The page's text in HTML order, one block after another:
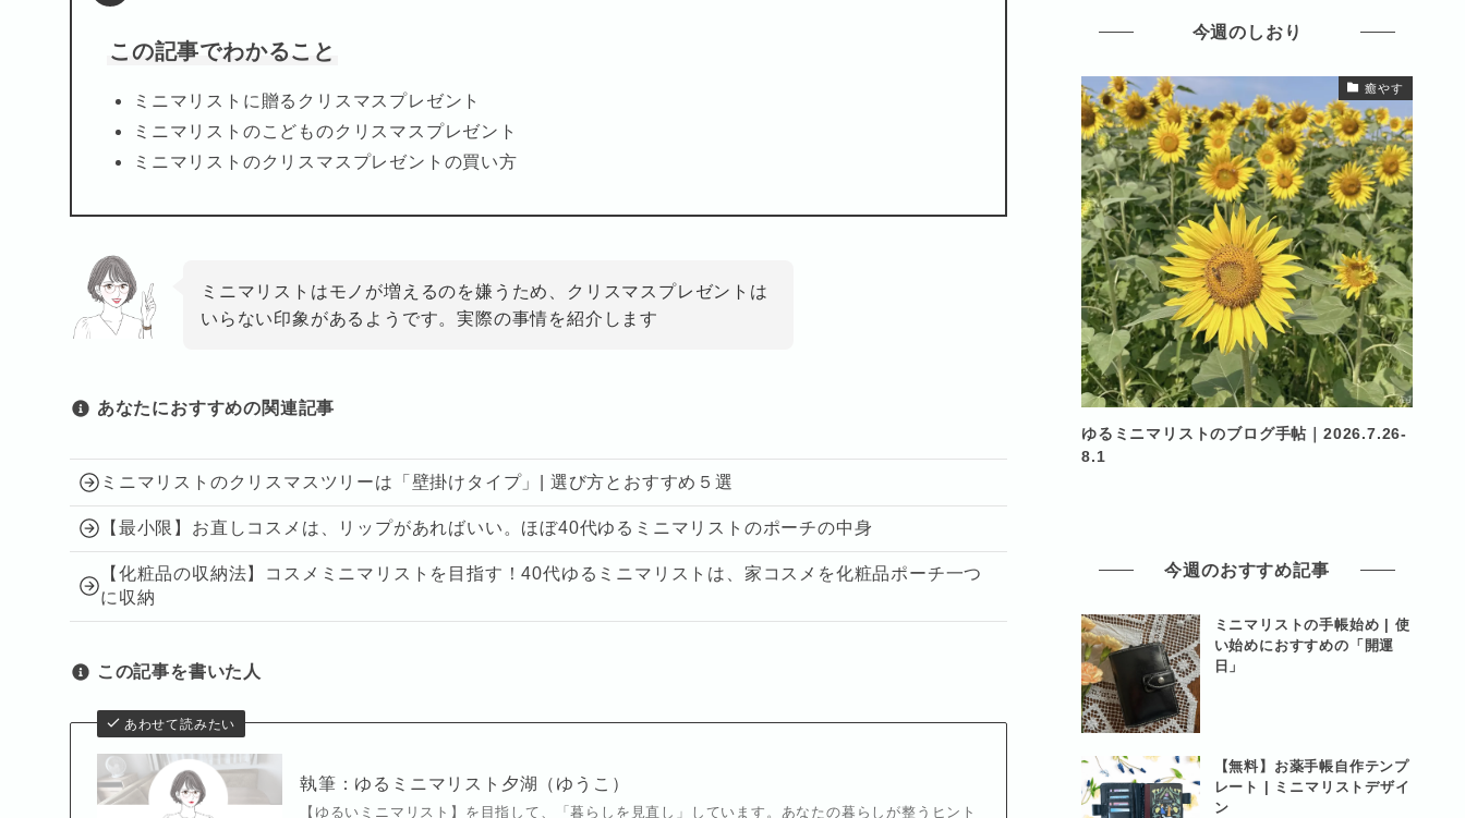
この記事でわかること
ミニマリストに贈るクリスマスプレゼント
ミニマリストのこどものクリスマスプレゼント
ミニマリストのクリスマスプレゼントの買い方
ミニマリストはモノが増えるのを嫌うため、クリスマスプレゼントは
いらない印象があるようです。実際の事情を紹介します
あなたにおすすめの関連記事
ミニマリストのクリスマスツリーは「壁掛けタイプ」| 選び方とおすすめ５選
【最小限】お直しコスメは、リップがあればいい。ほぼ40代ゆるミニマリストのポーチの中身
【化粧品の収納法】コスメミニマリストを目指す！40代ゆるミニマリストは、家コスメを化粧品ポーチ一つ
に収納
この記事を書いた人
あわせて読みたい
執筆：ゆるミニマリスト夕湖（ゆうこ）
【ゆるいミニマリスト】を目指して、「暮らしを見直し」しています。あなたの暮らしが整うヒント
今週のしおり
癒やす
ゆるミニマリストのブログ手帖｜2026.7.26-
8.1
今週のおすすめ記事
ミニマリストの手帳始め | 使
い始めにおすすめの「開運
日」
【無料】お薬手帳自作テンプ
レート | ミニマリストデザイ
ン